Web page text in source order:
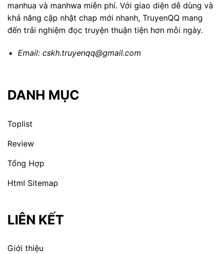
manhua và manhwa miễn phí. Với giao diện dễ dùng và
khả năng cập nhật chap mới nhanh, TruyenQQ mang
đến trải nghiệm đọc truyện thuận tiện hơn mỗi ngày.
Email: cskh.truyenqq@gmail.com
DANH MỤC
Toplist
Review
Tổng Hợp
Html Sitemap
LIÊN KẾT
Giới thiệu